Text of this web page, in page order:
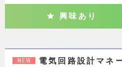
興味あり
NEW 電気回路設計マネ